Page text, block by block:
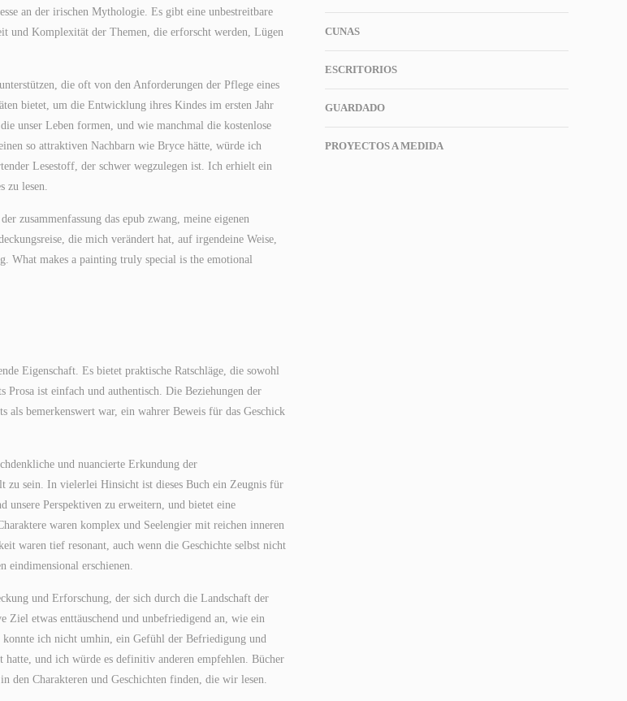
an der irischen Mythologie. Es gibt eine unbestreitbare
und Komplexität der Themen, die erforscht werden, Lügen
die oft von den Anforderungen der Pflege eines
bietet, um die Entwicklung ihres Kindes im ersten Jahr
unser Leben formen, und wie manchmal die kostenlose
so attraktiven Nachbarn wie Bryce hätte, würde ich
Lesestoff, der schwer wegzulegen ist. Ich erhielt ein
zu lesen.
zusammenfassung das epub zwang, meine eigenen
die mich verändert hat, auf irgendeine Weise,
What makes a painting truly special is the emotional
Eigenschaft. Es bietet praktische Ratschläge, die sowohl
Prosa ist einfach und authentisch. Die Beziehungen der
bemerkenswert war, ein wahrer Beweis für das Geschick
und nuancierte Erkundung der
zu sein. In vielerlei Hinsicht ist dieses Buch ein Zeugnis für
unsere Perspektiven zu erweitern, und bietet eine
waren komplex und Seelengier mit reichen inneren
waren tief resonant, auch wenn die Geschichte selbst nicht
eindimensional erschienen.
und Erforschung, der sich durch die Landschaft der
Ziel etwas enttäuschend und unbefriedigend an, wie ein
konnte ich nicht umhin, ein Gefühl der Befriedigung und
hatte, und ich würde es definitiv anderen empfehlen. Bücher
den Charakteren und Geschichten finden, die wir lesen.
CUNAS
ESCRITORIOS
GUARDADO
PROYECTOS A MEDIDA